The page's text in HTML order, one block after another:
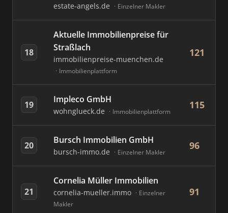
estate-angels.de Einzelner Makler
18
Aktuelle Immobilienpreise für
Straßlach
immobilienpreise-muenchen.de
Immobilienplattform
121
19 Impleco GmbH
wohnglueck.de Immobilienplattform
115
20 Bursch Immobilien GmbH
bursch-immo.de Einzelner Makler
96
21
Cornelia Müller Immobilien
cornelia-mueller.immo
Einzelner
Makler
91